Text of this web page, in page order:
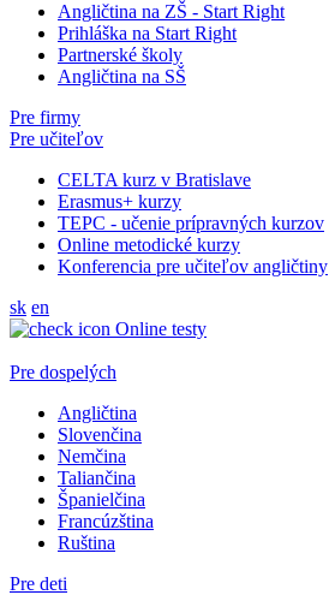
Angličtina na ZŠ - Start Right
Prihláška na Start Right
Partnerské školy
Angličtina na SŠ
Pre firmy
Pre učiteľov
CELTA kurz v Bratislave
Erasmus+ kurzy
TEPC - učenie prípravných kurzov
Online metodické kurzy
Konferencia pre učiteľov angličtiny
sk en
Online testy
Pre dospelých
Angličtina
Slovenčina
Nemčina
Taliančina
Španielčina
Francúzština
Ruština
Pre deti